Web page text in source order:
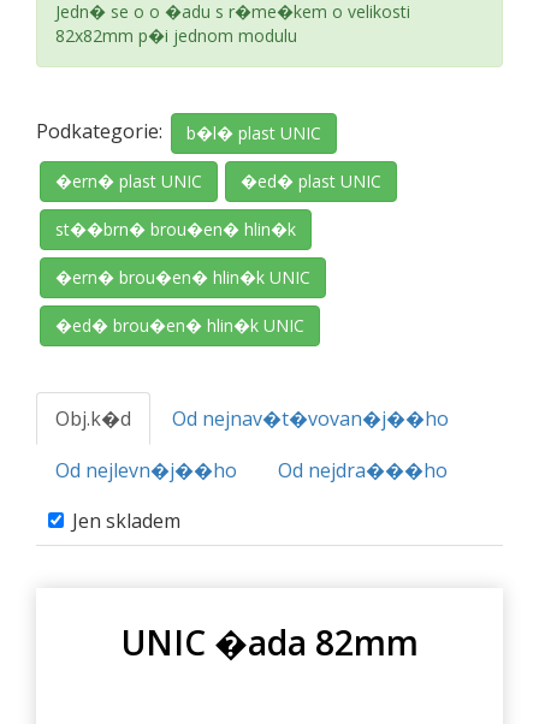
Jedn� se o o �adu s r�me�kem o velikosti
82x82mm p�i jednom modulu
Podkategorie: b�l� plast UNIC
�ern� plast UNIC �ed� plast UNIC
st��brn� brou�en� hlin�k
�ern� brou�en� hlin�k UNIC
�ed� brou�en� hlin�k UNIC
Obj.k�d
Od nejnav�t�vovan�j��ho
Od nejlevn�j��ho
Od nejdra���ho
Jen skladem
UNIC �ada 82mm